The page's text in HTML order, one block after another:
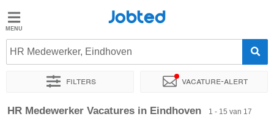
Jobted
Vacatures
Salarissen
Jobted
HR Medewerker, Eindhoven
Filters Vacature-alert
Sorteer op Exacte locatie Bedrijf Uitzendbureau
HR Medewerker Vacatures in Eindhoven 1 - 15 van 17